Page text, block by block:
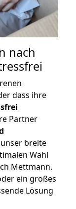
nach
dass ihre
Partner
breite
Wahl
Mettmann.
ein großes
Lösung